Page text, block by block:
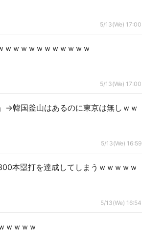
5/13(We) 17:00
ｗｗｗｗｗｗｗｗｗｗ
5/13(We) 17:00
→韓国釜山はあるのに東京は無しｗｗ
5/13(We) 16:59
本塁打を達成してしまうｗｗｗｗｗ
5/13(We) 16:54
ｗｗｗｗ